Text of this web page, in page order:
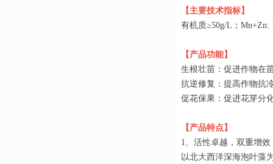
【主要技术指标】
有机质≥50g/L；Mn+Zn:
【产品功能】
生根壮苗：促进作物在
抗逆修复：提高作物抗
促花保果：促进花芽分
【产品特点】
1、活性卓越，双重增效
以北大西洋深海泡叶藻